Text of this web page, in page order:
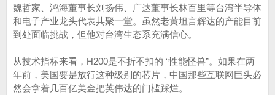
魏哲家、鸿海董事长刘扬伟、广达董事长林百里等台湾半导体
和电子产业龙头代表共聚一堂。虽然老黄坦言辉达的产能目前
到处面临挑战，但他对台湾生态系充满信心。
从技术指标来看，H200是不折不扣的 “性能怪兽”。如果在两
年前，美国要是放行这种级别的芯片，中国那些互联网巨头必
然会拿着几百亿美金把英伟达的门槛踩烂。